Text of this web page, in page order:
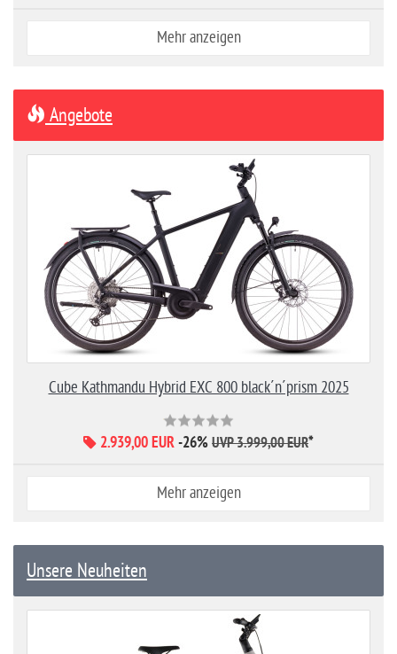
Mehr anzeigen
Angebote
Cube Kathmandu Hybrid EXC 800 black´n´prism 2025
2.939,00 EUR-26% UVP 3.999,00 EUR*
Mehr anzeigen
Unsere Neuheiten